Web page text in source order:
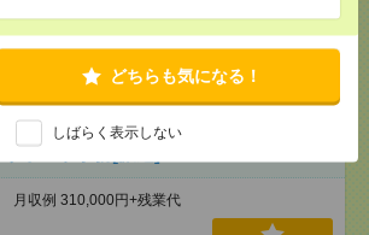
どちらも気になる！
しばらく表示しない
1万2000円以上
給
北池袋駅/…
気になる！
時給2000円！いっしょに働く仲間が
月収例 310,000円+残業代